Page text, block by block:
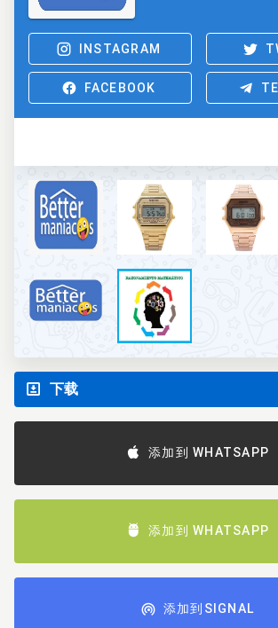
INSTAGRAM
FACEBOOK
下载
添加到 WHATSAPP
添加到 WHATSAPP
添加到SIGNAL